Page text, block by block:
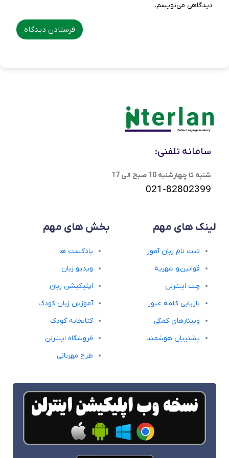
دیدگاهی می‌نویسم.
سامانه تلفنی:
شنبه تا چهارشنبه 10 صبح الی 17
021-82802399
لینک های مهم
ثبت نام زبان آموز
قوانین و شهریه
چت اینترلن
بازیابی کلمه عبور
وبینارهای کمکی
پشتیبان هوشمند
بخش های مهم
پادکست ها
ویدیو زبان
اپلیکیشن زبان
آموزش زبان کودک
کتابخانه کودک
فروشگاه اینترلن
طرح مهربانی